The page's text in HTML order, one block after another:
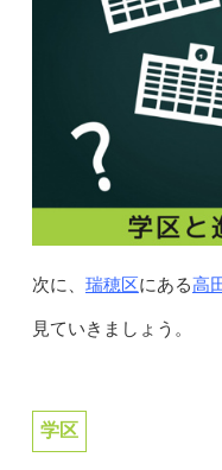
次に、 瑞穂区にある高
見ていきましょう。
学区